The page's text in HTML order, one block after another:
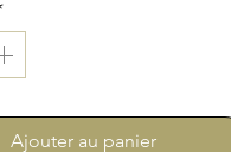
Ajouter au panier